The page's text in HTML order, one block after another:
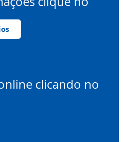
clicando no